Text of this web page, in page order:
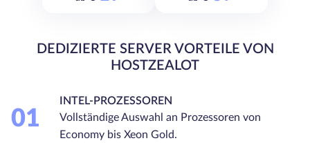
DEDIZIERTE SERVER VORTEILE VON
HOSTZEALOT
01
INTEL-PROZESSOREN
Vollständige Auswahl an Prozessoren von
Economy bis Xeon Gold.